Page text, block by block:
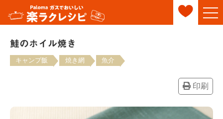
鮭のホイル焼き
キャンプ飯 焼き網 魚介
印刷